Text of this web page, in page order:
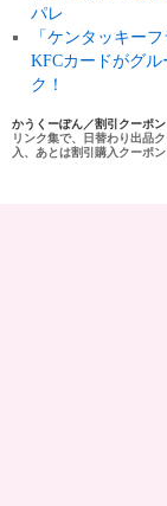
パレ
「ケンタッキー
KFCカードがグル
ク！
かうくーぽん／割引クーポ
リンク集で、日替わり出品
入、あとは割引購入クーポ